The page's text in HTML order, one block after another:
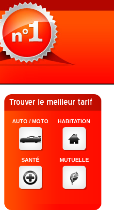
Trouver le meilleur tarif
AUTO / MOTO HABITATION
SANTÉ MUTUELLE